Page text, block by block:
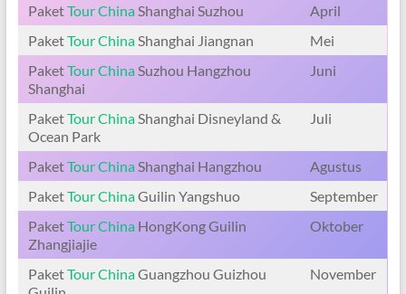
PaketTour ChinaShanghai Suzhou
April
PaketTour ChinaShanghai Jiangnan
Mei
PaketTour ChinaSuzhou Hangzhou
Shanghai
Juni
PaketTour ChinaShanghai Disneyland &
Ocean Park
Juli
PaketTour ChinaShanghai Hangzhou
Agustus
PaketTour ChinaGuilin Yangshuo
September
PaketTour ChinaHongKong Guilin
Zhangjiajie
Oktober
PaketTour ChinaGuangzhou Guizhou
November